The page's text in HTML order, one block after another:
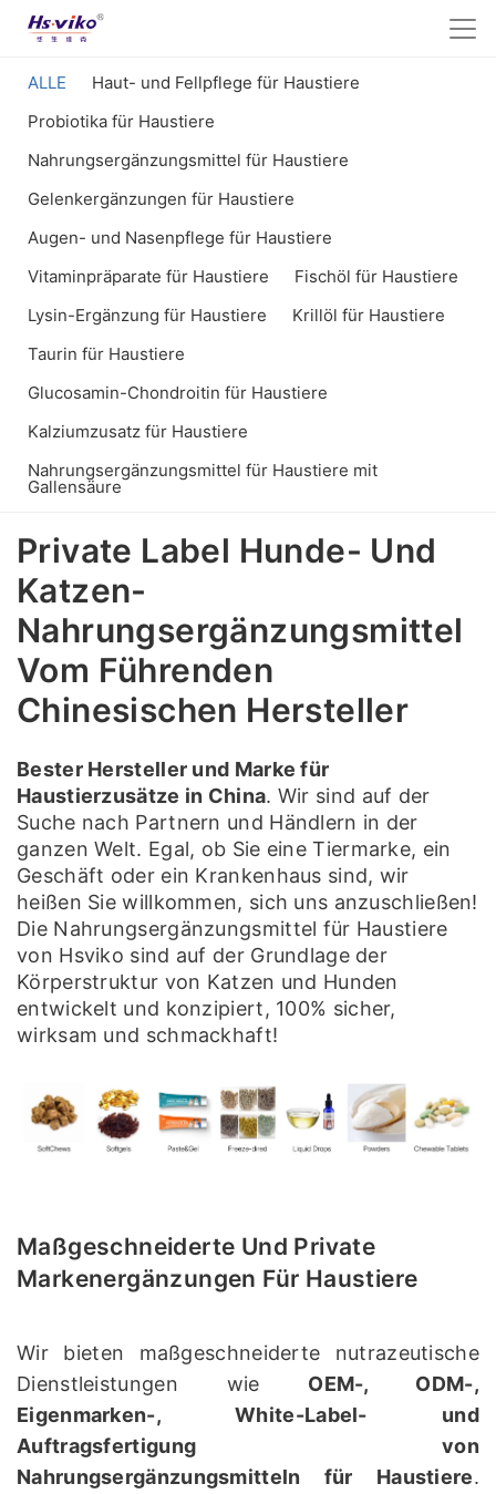
ALLE
Haut- und Fellpflege für Haustiere
Probiotika für Haustiere
Nahrungsergänzungsmittel für Haustiere
Gelenkergänzungen für Haustiere
Augen- und Nasenpflege für Haustiere
Vitaminpräparate für Haustiere
Fischöl für Haustiere
Lysin-Ergänzung für Haustiere
Krillöl für Haustiere
Taurin für Haustiere
Glucosamin-Chondroitin für Haustiere
Kalziumzusatz für Haustiere
Nahrungsergänzungsmittel für Haustiere mit
Gallensäure
Private Label Hunde- Und
Katzen-
Nahrungsergänzungsmittel
Vom Führenden
Chinesischen Hersteller
Bester Hersteller und Marke für
Haustierzusätze in China. Wir sind auf der
Suche nach Partnern und Händlern in der
ganzen Welt. Egal, ob Sie eine Tiermarke, ein
Geschäft oder ein Krankenhaus sind, wir
heißen Sie willkommen, sich uns anzuschließen!
Die Nahrungsergänzungsmittel für Haustiere
von Hsviko sind auf der Grundlage der
Körperstruktur von Katzen und Hunden
entwickelt und konzipiert, 100% sicher,
wirksam und schmackhaft!
Maßgeschneiderte Und Private
Markenergänzungen Für Haustiere
Wir bieten maßgeschneiderte nutrazeutische
Dienstleistungen wie OEM-, ODM-,
Eigenmarken-, White-Label- und
Auftragsfertigung von
Nahrungsergänzungsmitteln für Haustiere.